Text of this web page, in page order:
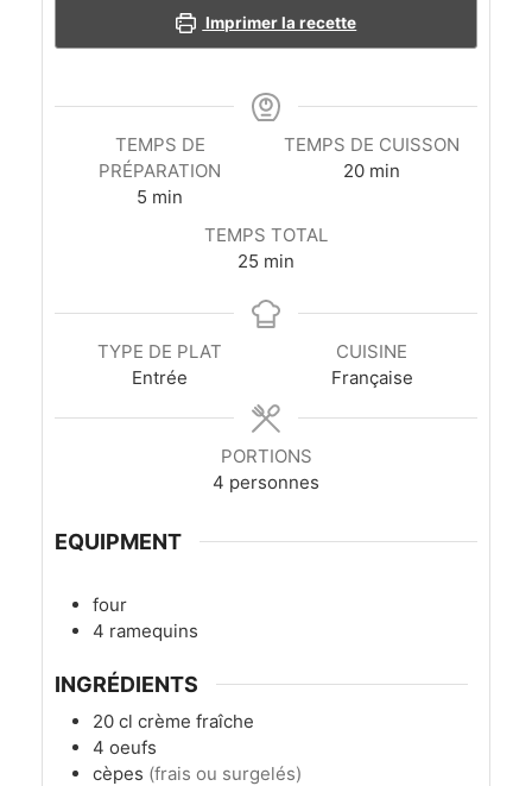
Imprimer la recette
TEMPS DE
PRÉPARATION
5 minutes
min
TEMPS DE CUISSON
20minutes
min
TEMPS TOTAL
25 minutes
min
TYPE DE PLAT
Entrée
CUISINE
Française
PORTIONS
4 personnes
EQUIPMENT
four
4 ramequins
INGRÉDIENTS
20 cl crème fraîche
4 oeufs
cèpes (frais ou surgelés)